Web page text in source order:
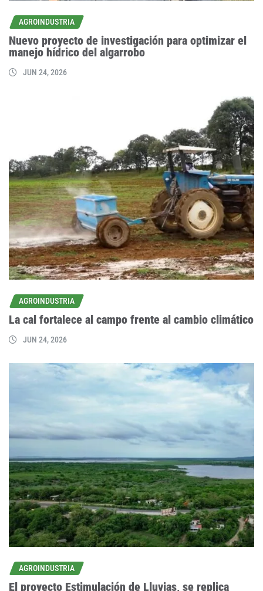
AGROINDUSTRIA
Nuevo proyecto de investigación para optimizar el
manejo hídrico del algarrobo
JUN 24, 2026
AGROINDUSTRIA
La cal fortalece al campo frente al cambio climático
JUN 24, 2026
AGROINDUSTRIA
El proyecto Estimulación de Lluvias, se replica